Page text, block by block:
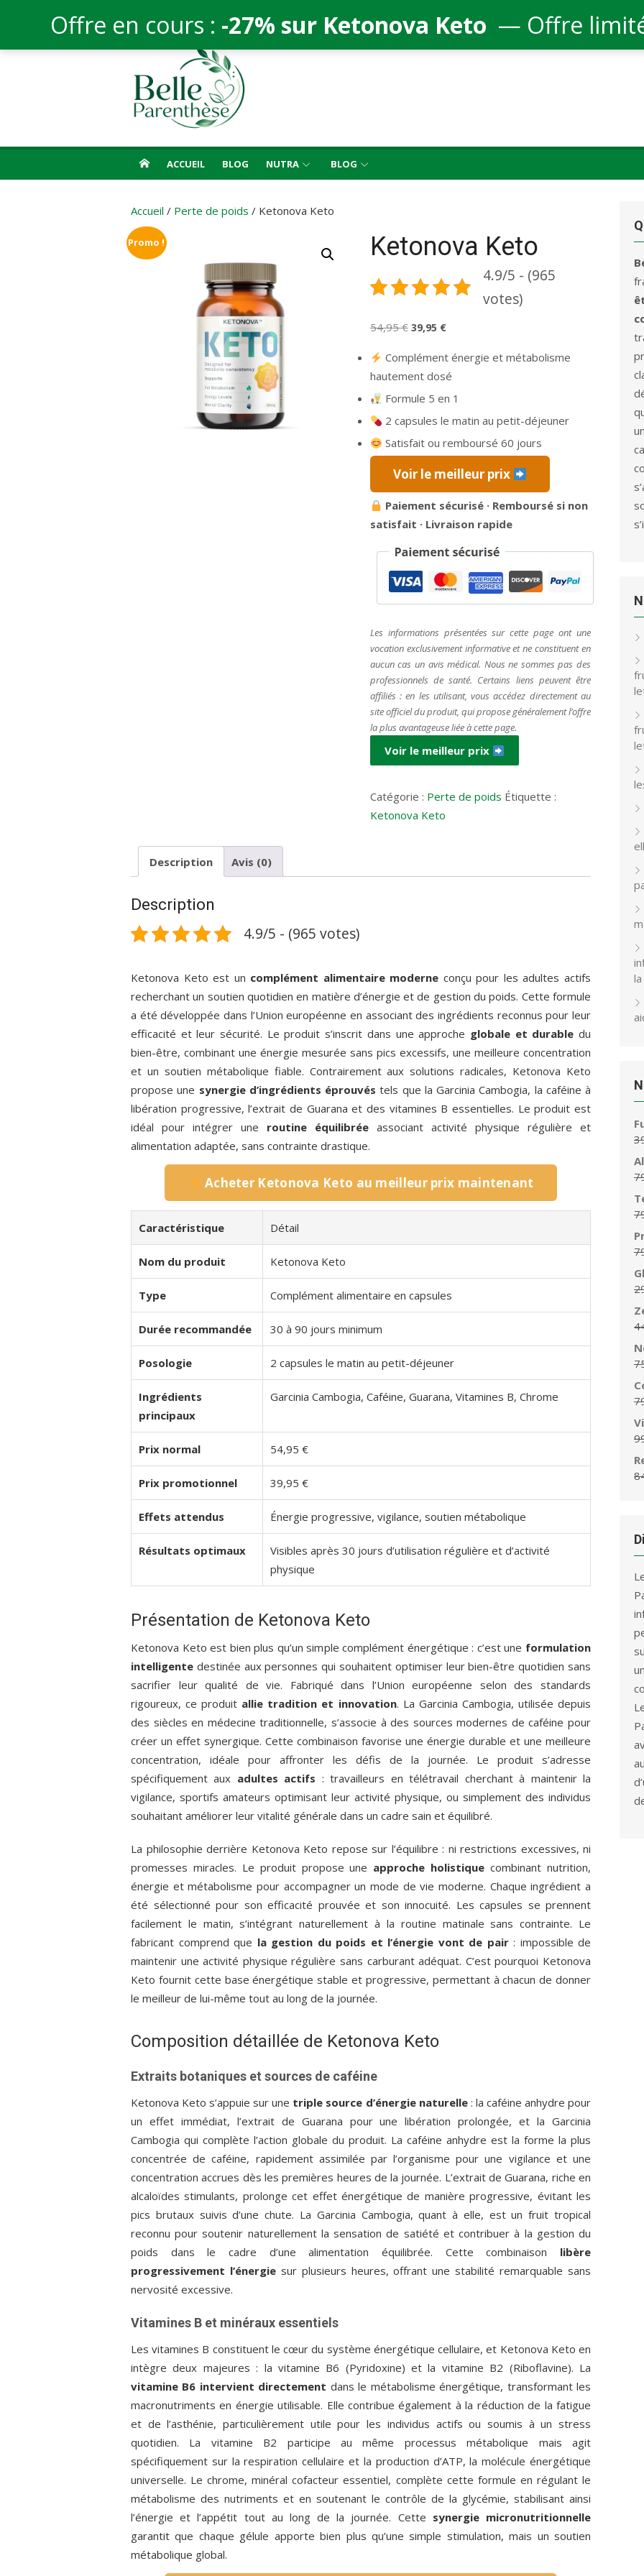
ACCUEIL BLOG NUTRA BLOG
Accueil / Perte de poids / Ketonova Keto
Promo ! Ketonova Keto
4.9/5 - (965
votes)
54,95€ Le
initial
était :
54,95 €.
39,95 €Le
actuel
est :
39,95 €.
Complément énergie et métabolisme
hautement dosé
Formule 5 en 1
2 capsules le matin au petit-déjeuner
Satisfait ou remboursé 60 jours
Voir le meilleur prix
Paiement sécurisé · Remboursé si non
satisfait · Livraison rapide
Les informations présentées sur cette page ont une
vocation exclusivement informative et ne constituent en
aucun cas un avis médical. Nous ne sommes pas des
professionnels de santé. Certains liens peuvent être
affiliés : en les utilisant, vous accédez directement au
site officiel du produit, qui propose généralement l’offre
la plus avantageuse liée à cette page.
Voir le meilleur prix
Catégorie : Perte de poids Étiquette :
Ketonova Keto
Description Avis (0)
Description
4.9/5 - (965 votes)
Ketonova Keto est un complément alimentaire moderne conçu pour les adultes actifs
recherchant un soutien quotidien en matière d’énergie et de gestion du poids. Cette formule
a été développée dans l’Union européenne en associant des ingrédients reconnus pour leur
efficacité et leur sécurité. Le produit s’inscrit dans une approche globale et durable du
bien-être, combinant une énergie mesurée sans pics excessifs, une meilleure concentration
et un soutien métabolique fiable. Contrairement aux solutions radicales, Ketonova Keto
propose une synergie d’ingrédients éprouvés tels que la Garcinia Cambogia, la caféine à
libération progressive, l’extrait de Guarana et des vitamines B essentielles. Le produit est
idéal pour intégrer une routine équilibrée associant activité physique régulière et
alimentation adaptée, sans contrainte drastique.
Acheter Ketonova Keto au meilleur prix maintenant
Caractéristique Détail
Nom du produit Ketonova Keto
Type Complément alimentaire en capsules
Durée recommandée 30 à 90 jours minimum
Posologie 2 capsules le matin au petit-déjeuner
Ingrédients
principaux
Garcinia Cambogia, Caféine, Guarana, Vitamines B, Chrome
Prix normal 54,95 €
Prix promotionnel 39,95 €
Effets attendus Énergie progressive, vigilance, soutien métabolique
Résultats optimaux
Visibles après 30 jours d’utilisation régulière et d’activité
physique
Présentation de Ketonova Keto
Ketonova Keto est bien plus qu’un simple complément énergétique : c’est une formulation
intelligente destinée aux personnes qui souhaitent optimiser leur bien-être quotidien sans
sacrifier leur qualité de vie. Fabriqué dans l’Union européenne selon des standards
rigoureux, ce produit allie tradition et innovation. La Garcinia Cambogia, utilisée depuis
des siècles en médecine traditionnelle, s’associe à des sources modernes de caféine pour
créer un effet synergique. Cette combinaison favorise une énergie durable et une meilleure
concentration, idéale pour affronter les défis de la journée. Le produit s’adresse
spécifiquement aux adultes actifs : travailleurs en télétravail cherchant à maintenir la
vigilance, sportifs amateurs optimisant leur activité physique, ou simplement des individus
souhaitant améliorer leur vitalité générale dans un cadre sain et équilibré.
La philosophie derrière Ketonova Keto repose sur l’équilibre : ni restrictions excessives, ni
promesses miracles. Le produit propose une approche holistique combinant nutrition,
énergie et métabolisme pour accompagner un mode de vie moderne. Chaque ingrédient a
été sélectionné pour son efficacité prouvée et son innocuité. Les capsules se prennent
facilement le matin, s’intégrant naturellement à la routine matinale sans contrainte. Le
fabricant comprend que la gestion du poids et l’énergie vont de pair: impossible de
maintenir une activité physique régulière sans carburant adéquat. C’est pourquoi Ketonova
Keto fournit cette base énergétique stable et progressive, permettant à chacun de donner
le meilleur de lui-même tout au long de la journée.
Composition détaillée de Ketonova Keto
Extraits botaniques et sources de caféine
Ketonova Keto s’appuie sur une triple source d’énergie naturelle: la caféine anhydre pour
un effet immédiat, l’extrait de Guarana pour une libération prolongée, et la Garcinia
Cambogia qui complète l’action globale du produit. La caféine anhydre est la forme la plus
concentrée de caféine, rapidement assimilée par l’organisme pour une vigilance et une
concentration accrues dès les premières heures de la journée. L’extrait de Guarana, riche en
alcaloïdes stimulants, prolonge cet effet énergétique de manière progressive, évitant les
pics brutaux suivis d’une chute. La Garcinia Cambogia, quant à elle, est un fruit tropical
reconnu pour soutenir naturellement la sensation de satiété et contribuer à la gestion du
poids dans le cadre d’une alimentation équilibrée. Cette combinaison libère
progressivement l’énergiesur plusieurs heures, offrant une stabilité remarquable sans
nervosité excessive.
Vitamines B et minéraux essentiels
Les vitamines B constituent le cœur du système énergétique cellulaire, et Ketonova Keto en
intègre deux majeures : la vitamine B6 (Pyridoxine) et la vitamine B2 (Riboflavine). La
vitamine B6 intervient directement dans le métabolisme énergétique, transformant les
macronutriments en énergie utilisable. Elle contribue également à la réduction de la fatigue
et de l’asthénie, particulièrement utile pour les individus actifs ou soumis à un stress
quotidien. La vitamine B2 participe au même processus métabolique mais agit
spécifiquement sur la respiration cellulaire et la production d’ATP, la molécule énergétique
universelle. Le chrome, minéral cofacteur essentiel, complète cette formule en régulant le
métabolisme des nutriments et en soutenant le contrôle de la glycémie, stabilisant ainsi
l’énergie et l’appétit tout au long de la journée. Cette synergie micronutritionnelle
garantit que chaque gélule apporte bien plus qu’une simple stimulation, mais un soutien
métabolique global.
Offre en cours : -27% sur Ketonova Keto — Offre